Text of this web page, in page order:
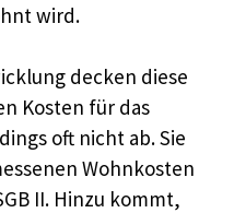
wird.
decken diese
Kosten für das
oft nicht ab. Sie
Wohnkosten
II. Hinzu kommt,